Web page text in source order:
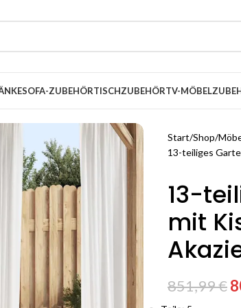
SOFA-ZUBEHÖRTISCHZUBEHÖRTV-MÖBEL
Start Shop
13-teiliges
13-
mit
851,99€